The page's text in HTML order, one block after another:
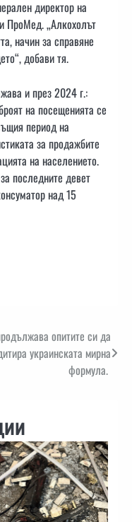
директор на
ПроМед. „Алкохолът
начин за справяне
добави тя.
и през 2024 г.:
на посещенията се
период на
за продажбите
на населението.
последните девет
над 15
опитите си да
украинската мирна
формула.